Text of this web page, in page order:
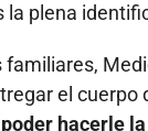
la plena
familiares,
el
hacerle